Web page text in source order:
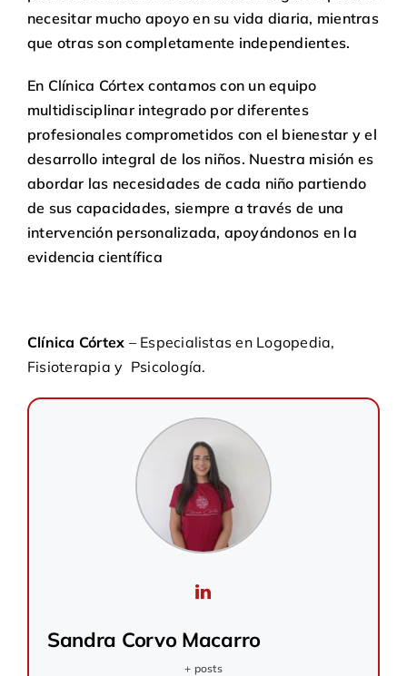
necesitar mucho apoyo en su vida diaria, mientras
que otras son completamente independientes.
En Clínica Córtex contamos con un equipo
multidisciplinar integrado por diferentes
profesionales comprometidos con el bienestar y el
desarrollo integral de los niños. Nuestra misión es
abordar las necesidades de cada niño partiendo
de sus capacidades, siempre a través de una
intervención personalizada, apoyándonos en la
evidencia científica
Clínica Córtex – Especialistas en Logopedia,
Fisioterapia y Psicología.
Sandra Corvo Macarro
+ posts